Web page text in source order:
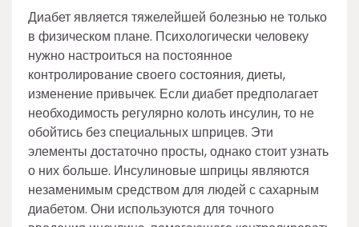
Диабет является тяжелейшей болезнью не только
в физическом плане. Психологически человеку
нужно настроиться на постоянное
контролирование своего состояния, диеты,
изменение привычек. Если диабет предполагает
необходимость регулярно колоть инсулин, то не
обойтись без специальных шприцев. Эти
элементы достаточно просты, однако стоит узнать
о них больше. Инсулиновые шприцы являются
незаменимым средством для людей с сахарным
диабетом. Они используются для точного